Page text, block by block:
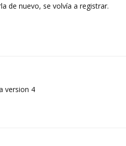
de nuevo, se volvía a registrar.
version 4